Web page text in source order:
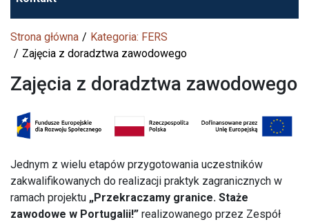
Strona główna
Kategoria: FERS
Zajęcia z doradztwa zawodowego
Zajęcia z doradztwa zawodowego
Jednym z wielu etapów przygotowania uczestników
zakwalifikowanych do realizacji praktyk zagranicznych w
ramach projektu „Przekraczamy granice. Staże
zawodowe w Portugalii!” realizowanego przez Zespół